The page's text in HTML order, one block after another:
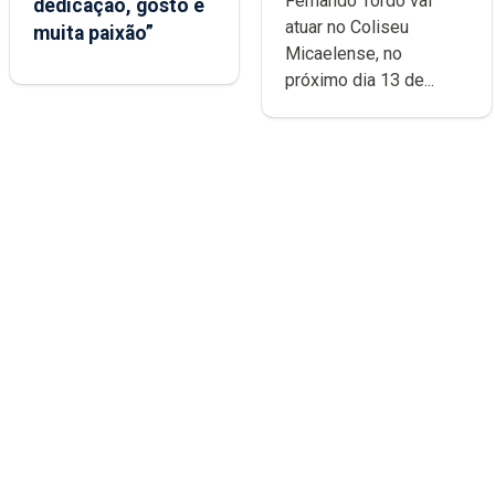
dedicação, gosto e
muita paixão”
Micaelense
atuar no Coliseu
Micaelense, no
próximo dia 13 de...